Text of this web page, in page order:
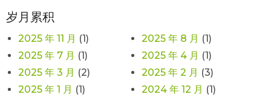
岁月累积
2025 年 11 月 (1) 2025 年 8 月 (1)
2025 年 7 月 (1) 2025 年 4 月 (1)
2025 年 3 月 (2) 2025 年 2 月 (3)
2025 年 1 月 (1) 2024 年 12 月 (1)